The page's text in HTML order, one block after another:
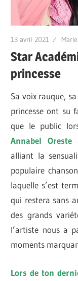
13 avril 2021
Star
princesse
Sa voix rauque,
princesse ont su
que le public
Annabel Oreste
alliant la
populaire
laquelle s’est
qui restera sans
des grands
l’artiste nous a
moments
Lors de ton